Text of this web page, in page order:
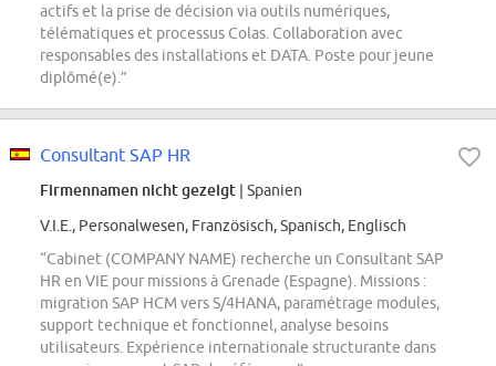
actifs et la prise de décision via outils numériques,
télématiques et processus Colas. Collaboration avec
responsables des installations et DATA. Poste pour jeune
diplômé(e).”
Consultant SAP HR
Firmennamen nicht gezeigt | Spanien
V.I.E., Personalwesen, Französisch, Spanisch, Englisch
“Cabinet (COMPANY NAME) recherche un Consultant SAP
HR en VIE pour missions à Grenade (Espagne). Missions :
migration SAP HCM vers S/4HANA, paramétrage modules,
support technique et fonctionnel, analyse besoins
utilisateurs. Expérience internationale structurante dans